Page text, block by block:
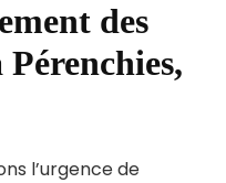
des
l’urgence de